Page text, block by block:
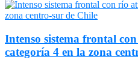
Intenso sistema frontal
categoría 4 en la zona